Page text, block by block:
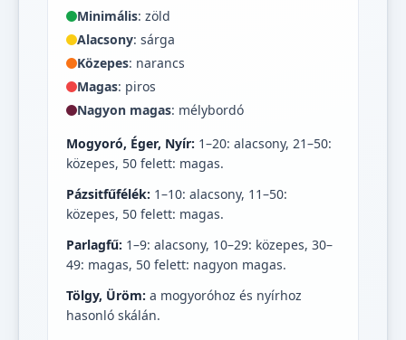
Minimális: zöld
Alacsony: sárga
Közepes: narancs
Magas: piros
Nagyon magas: mélybordó
Mogyoró, Éger, Nyír: 1–20: alacsony, 21–50:
közepes, 50 felett: magas.
Pázsitfűfélék: 1–10: alacsony, 11–50:
közepes, 50 felett: magas.
Parlagfű: 1–9: alacsony, 10–29: közepes, 30–
49: magas, 50 felett: nagyon magas.
Tölgy, Üröm: a mogyoróhoz és nyírhoz
hasonló skálán.